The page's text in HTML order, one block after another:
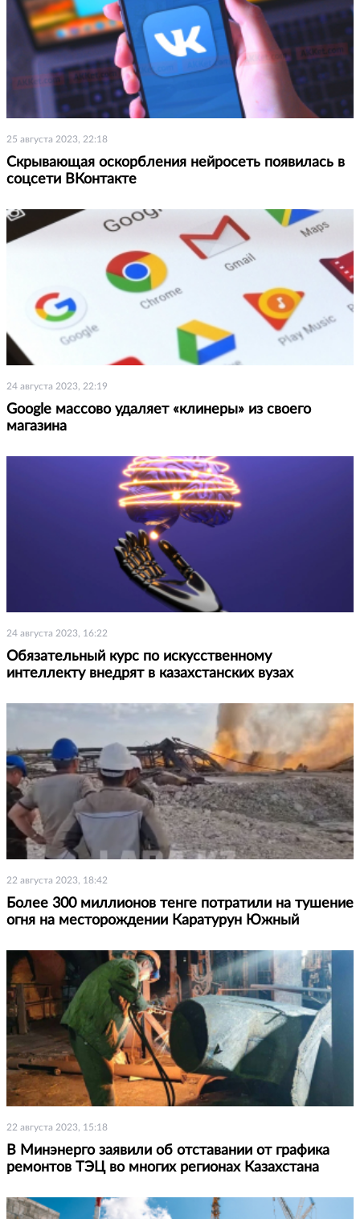
25 августа 2023, 22:18
Скрывающая оскорбления нейросеть появилась в
соцсети ВКонтакте
24 августа 2023, 22:19
Google массово удаляет «клинеры» из своего
магазина
24 августа 2023, 16:22
Обязательный курс по искусственному
интеллекту внедрят в казахстанских вузах
22 августа 2023, 18:42
Более 300 миллионов тенге потратили на тушение
огня на месторождении Каратурун Южный
22 августа 2023, 15:18
В Минэнерго заявили об отставании от графика
ремонтов ТЭЦ во многих регионах Казахстана